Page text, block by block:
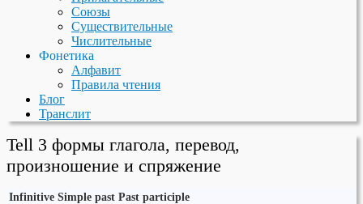
Союзы
Существительные
Числительные
Фонетика
Алфавит
Правила чтения
Блог
Транслит
Tell 3 формы глагола, перевод,
произношение и спряжение
Infinitive Simple past Past participle